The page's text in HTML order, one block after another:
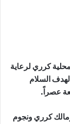
كرري لرعاية
السلام
عصراً.
كرري ونجوم